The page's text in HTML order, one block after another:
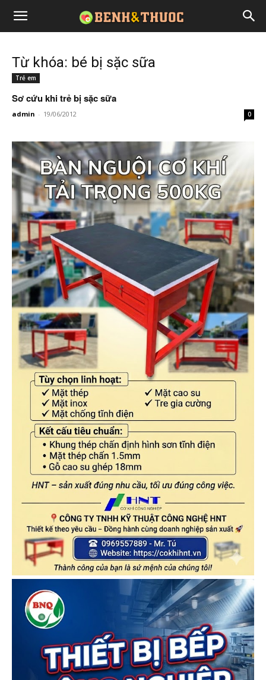
Từ khóa: bé bị sặc sữa
Trẻ em
Sơ cứu khi trẻ bị sặc sữa
admin - 19/06/2012 0